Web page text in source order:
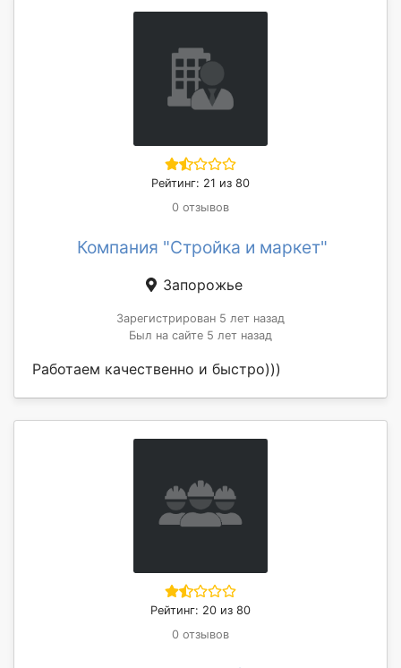
Рейтинг: 21 из 80
0 отзывов
Компания "Стройка и маркет"
Запорожье
Зарегистрирован 5 лет назад
Был на сайте 5 лет назад
Работаем качественно и быстро)))
Рейтинг: 20 из 80
0 отзывов